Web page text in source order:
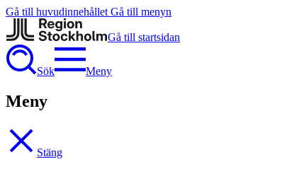
Gå till huvudinnehållet Gå till menyn
Gå till startsidan
Sök Meny
Meny
Stäng